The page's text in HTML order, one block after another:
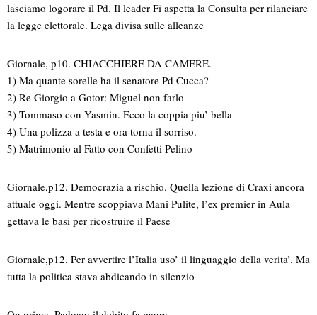
lasciamo logorare il Pd. Il leader Fi aspetta la Consulta per rilanciare
la legge elettorale. Lega divisa sulle alleanze
Giornale, p10. CHIACCHIERE DA CAMERE.
1) Ma quante sorelle ha il senatore Pd Cucca?
2) Re Giorgio a Gotor: Miguel non farlo
3) Tommaso con Yasmin. Ecco la coppia piu’ bella
4) Una polizza a testa e ora torna il sorriso.
5) Matrimonio al Fatto con Confetti Pelino
Giornale,p12. Democrazia a rischio. Quella lezione di Craxi ancora
attuale oggi. Mentre scoppiava Mani Pulite, l’ex premier in Aula
gettava le basi per ricostruire il Paese
Giornale,p12. Per avvertire l’Italia uso’ il linguaggio della verita’. Ma
tutta la politica stava abdicando in silenzio